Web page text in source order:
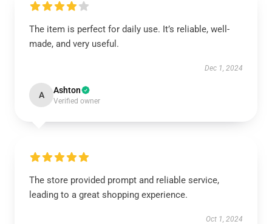
The item is perfect for daily use. It’s reliable, well-
made, and very useful.
Dec 1, 2024
A Ashton
Verified owner
The store provided prompt and reliable service,
leading to a great shopping experience.
Oct 1, 2024